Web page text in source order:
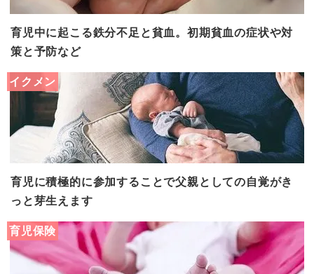
育児中に起こる鉄分不足と貧血。初期貧血の症状や対
策と予防など
イクメン
育児に積極的に参加することで父親としての自覚がき
っと芽生えます
育児保険